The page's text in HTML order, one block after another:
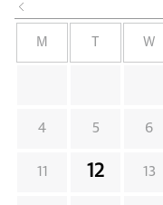
M W
4 5 6
11 12 13